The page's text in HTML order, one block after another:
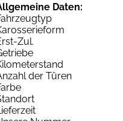
Daten:
Zul.
der Türen